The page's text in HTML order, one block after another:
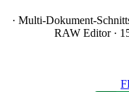
· Multi-Dokument-
RAW Editor ·